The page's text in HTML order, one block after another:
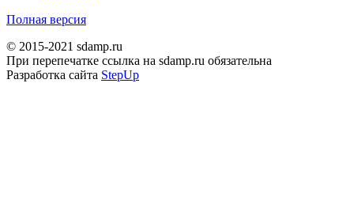
Полная версия
© 2015-2021 sdamp.ru
При перепечатке ссылка на sdamp.ru обязательна
Разработка сайта StepUp